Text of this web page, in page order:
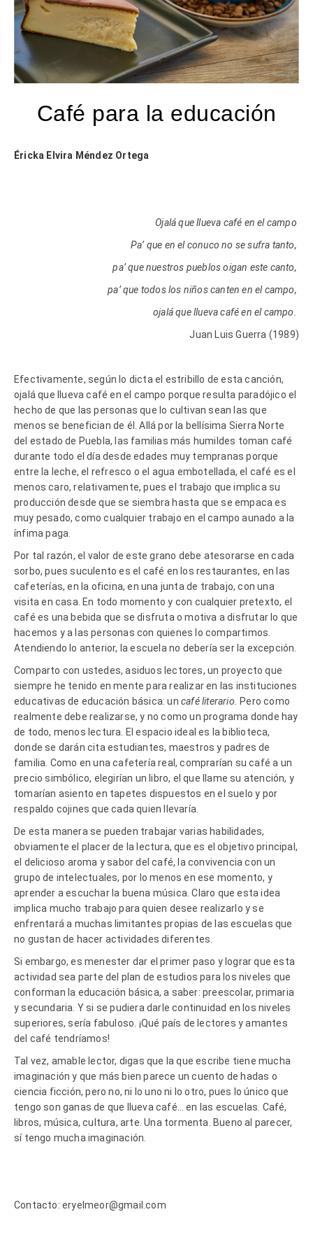
Café para la educación
Éricka Elvira Méndez Ortega
Ojalá que llueva café en el campo
Pa’ que en el conuco no se sufra tanto,
pa’ que nuestros pueblos oigan este canto,
pa’ que todos los niños canten en el campo,
ojalá que llueva café en el campo.
Juan Luis Guerra (1989)
Efectivamente, según lo dicta el estribillo de esta canción,
ojalá que llueva café en el campo porque resulta paradójico el
hecho de que las personas que lo cultivan sean las que
menos se benefician de él. Allá por la bellísima Sierra Norte
del estado de Puebla, las familias más humildes toman café
durante todo el día desde edades muy tempranas porque
entre la leche, el refresco o el agua embotellada, el café es el
menos caro, relativamente, pues el trabajo que implica su
producción desde que se siembra hasta que se empaca es
muy pesado, como cualquier trabajo en el campo aunado a la
ínfima paga.
Por tal razón, el valor de este grano debe atesorarse en cada
sorbo, pues suculento es el café en los restaurantes, en las
cafeterías, en la oficina, en una junta de trabajo, con una
visita en casa. En todo momento y con cualquier pretexto, el
café es una bebida que se disfruta o motiva a disfrutar lo que
hacemos y a las personas con quienes lo compartimos.
Atendiendo lo anterior, la escuela no debería ser la excepción.
Comparto con ustedes, asiduos lectores, un proyecto que
siempre he tenido en mente para realizar en las instituciones
educativas de educación básica: un café literario.Pero como
realmente debe realizarse, y no como un programa donde hay
de todo, menos lectura. El espacio ideal es la biblioteca,
donde se darán cita estudiantes, maestros y padres de
familia. Como en una cafetería real, comprarían su café a un
precio simbólico, elegirían un libro, el que llame su atención, y
tomarían asiento en tapetes dispuestos en el suelo y por
respaldo cojines que cada quien llevaría.
De esta manera se pueden trabajar varias habilidades,
obviamente el placer de la lectura, que es el objetivo principal,
el delicioso aroma y sabor del café, la convivencia con un
grupo de intelectuales, por lo menos en ese momento, y
aprender a escuchar la buena música. Claro que esta idea
implica mucho trabajo para quien desee realizarlo y se
enfrentará a muchas limitantes propias de las escuelas que
no gustan de hacer actividades diferentes.
Si embargo, es menester dar el primer paso y lograr que esta
actividad sea parte del plan de estudios para los niveles que
conforman la educación básica, a saber: preescolar, primaria
y secundaria. Y si se pudiera darle continuidad en los niveles
superiores, sería fabuloso. ¡Qué país de lectores y amantes
del café tendríamos!
Tal vez, amable lector, digas que la que escribe tiene mucha
imaginación y que más bien parece un cuento de hadas o
ciencia ficción, pero no, ni lo uno ni lo otro, pues lo único que
tengo son ganas de que llueva café… en las escuelas. Café,
libros, música, cultura, arte. Una tormenta. Bueno al parecer,
sí tengo mucha imaginación.
Contacto: eryelmeor@gmail.com